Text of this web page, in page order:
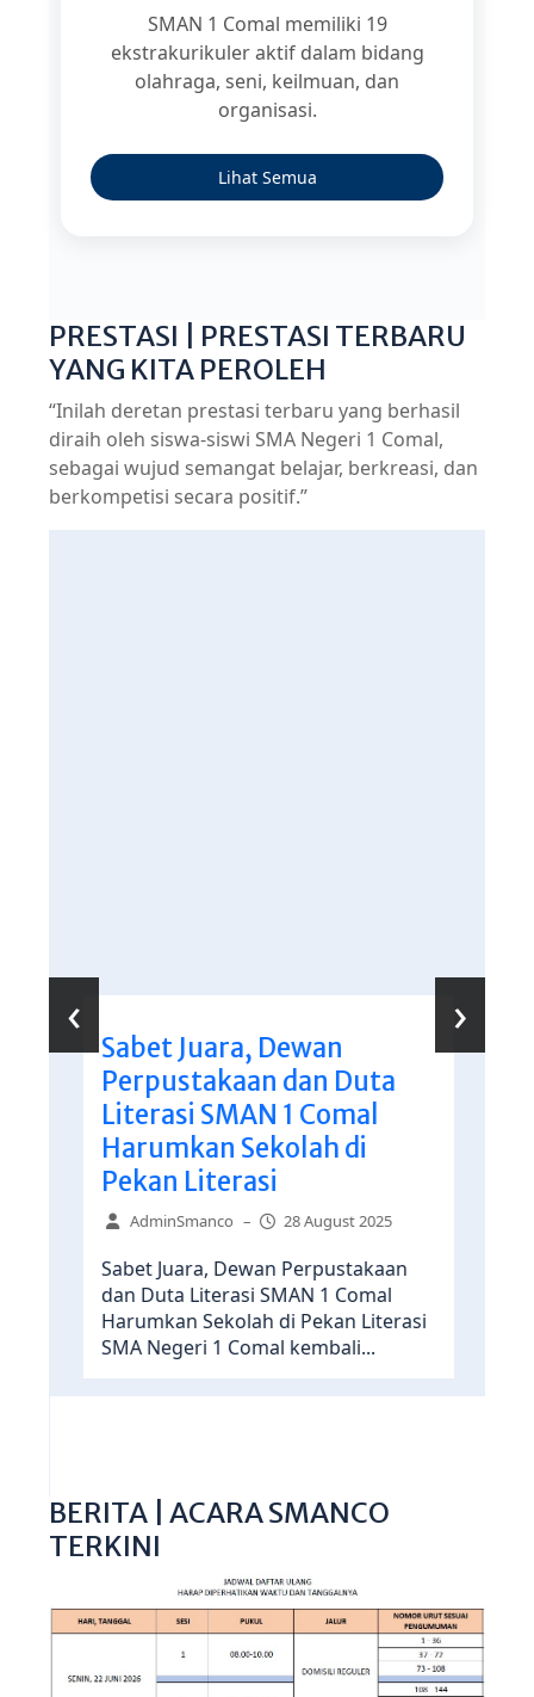
SMAN 1 Comal memiliki 19
ekstrakurikuler aktif dalam bidang
olahraga, seni, keilmuan, dan
organisasi.
Lihat Semua
PRESTASI | PRESTASI TERBARU
YANG KITA PEROLEH
“Inilah deretan prestasi terbaru yang berhasil
diraih oleh siswa-siswi SMA Negeri 1 Comal,
sebagai wujud semangat belajar, berkreasi, dan
berkompetisi secara positif.”
Sabet Juara, Dewan
Perpustakaan dan Duta
Literasi SMAN 1 Comal
Harumkan Sekolah di
Pekan Literasi
AdminSmanco – 28 August 2025
Sabet Juara, Dewan Perpustakaan
dan Duta Literasi SMAN 1 Comal
Harumkan Sekolah di Pekan Literasi
SMA Negeri 1 Comal kembali...
‹ ›
BERITA | ACARA SMANCO
TERKINI